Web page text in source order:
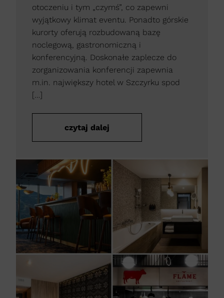
otoczeniu i tym „czymś”, co zapewni
wyjątkowy klimat eventu. Ponadto górskie
kurorty oferują rozbudowaną bazę
noclegową, gastronomiczną i
konferencyjną. Doskonałe zaplecze do
zorganizowania konferencji zapewnia
m.in. największy hotel w Szczyrku spod
[…]
czytaj dalej